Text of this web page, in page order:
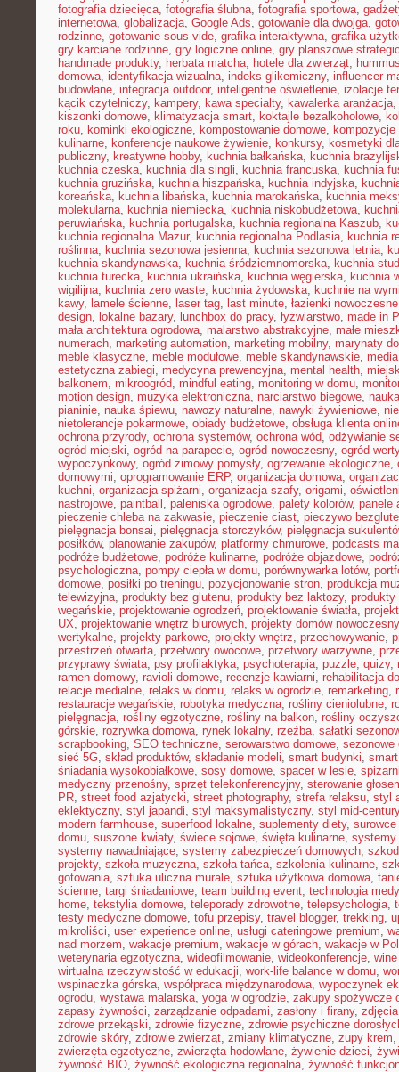
fotografia dziecięca, fotografia ślubna, fotografia sportowa,
internetowa, globalizacja, Google Ads, gotowanie dla dwojga,
rodzinne, gotowanie sous vide, grafika interaktywna, grafika
gry karciane rodzinne, gry logiczne online, gry planszowe
handmade produkty, herbata matcha, hotele dla zwierząt,
domowa, identyfikacja wizualna, indeks glikemiczny, influencer
budowlane, integracja outdoor, inteligentne oświetlenie, izolacje
kącik czytelniczy, kampery, kawa specialty, kawalerka aranżacja,
kiszonki domowe, klimatyzacja smart, koktajle bezalkoholowe,
roku, kominki ekologiczne, kompostowanie domowe, kompozycje
kulinarne, konferencje naukowe żywienie, konkursy, kosmetyki
publiczny, kreatywne hobby, kuchnia bałkańska, kuchnia
kuchnia czeska, kuchnia dla singli, kuchnia francuska, kuchnia
kuchnia gruzińska, kuchnia hiszpańska, kuchnia indyjska,
koreańska, kuchnia libańska, kuchnia marokańska, kuchnia
molekularna, kuchnia niemiecka, kuchnia niskobudżetowa,
peruwiańska, kuchnia portugalska, kuchnia regionalna Kaszub,
kuchnia regionalna Mazur, kuchnia regionalna Podlasia, kuchnia
roślinna, kuchnia sezonowa jesienna, kuchnia sezonowa letnia,
kuchnia skandynawska, kuchnia śródziemnomorska, kuchnia
kuchnia turecka, kuchnia ukraińska, kuchnia węgierska, kuchnia
wigilijna, kuchnia zero waste, kuchnia żydowska, kuchnie na
kawy, lamele ścienne, laser tag, last minute, łazienki nowoczesne
design, lokalne bazary, lunchbox do pracy, łyżwiarstwo, made in
mała architektura ogrodowa, malarstwo abstrakcyjne, małe
numerach, marketing automation, marketing mobilny, marynaty
meble klasyczne, meble modułowe, meble skandynawskie,
estetyczna zabiegi, medycyna prewencyjna, mental health,
balkonem, mikroogród, mindful eating, monitoring w domu,
motion design, muzyka elektroniczna, narciarstwo biegowe,
pianinie, nauka śpiewu, nawozy naturalne, nawyki żywieniowe,
nietolerancje pokarmowe, obiady budżetowe, obsługa klienta
ochrona przyrody, ochrona systemów, ochrona wód, odżywianie
ogród miejski, ogród na parapecie, ogród nowoczesny, ogród
wypoczynkowy, ogród zimowy pomysły, ogrzewanie ekologiczne,
domowymi, oprogramowanie ERP, organizacja domowa,
kuchni, organizacja spiżarni, organizacja szafy, origami,
nastrojowe, paintball , paleniska ogrodowe, palety kolorów, panele
pieczenie chleba na zakwasie, pieczenie ciast, pieczywo
pielęgnacja bonsai, pielęgnacja storczyków, pielęgnacja
posiłków, planowanie zakupów, platformy chmurowe, podcasts
podróże budżetowe, podróże kulinarne, podróże objazdowe,
psychologiczna, pompy ciepła w domu, porównywarka lotów,
domowe, posiłki po treningu, pozycjonowanie stron, produkcja
telewizyjna, produkty bez glutenu, produkty bez laktozy, produkty
wegańskie, projektowanie ogrodzeń, projektowanie światła,
UX, projektowanie wnętrz biurowych, projekty domów
wertykalne, projekty parkowe, projekty wnętrz, przechowywanie,
przestrzeń otwarta, przetwory owocowe, przetwory warzywne,
przyprawy świata, psy profilaktyka, psychoterapia, puzzle, quizy,
ramen domowy, ravioli domowe, recenzje kawiarni, rehabilitacja
relacje medialne, relaks w domu, relaks w ogrodzie, remarketing,
restauracje wegańskie, robotyka medyczna, rośliny cieniolubne,
pielęgnacja, rośliny egzotyczne, rośliny na balkon, rośliny
górskie, rozrywka domowa, rynek lokalny, rzeźba, sałatki
scrapbooking, SEO techniczne, serowarstwo domowe, sezonowe
sieć 5G, skład produktów, składanie modeli, smart budynki,
śniadania wysokobiałkowe, sosy domowe, spacer w lesie,
medyczny przenośny, sprzęt telekonferencyjny, sterowanie
PR, street food azjatycki, street photography, strefa relaksu, styl
eklektyczny, styl japandi, styl maksymalistyczny, styl mid-century
modern farmhouse, superfood lokalne, suplementy diety,
domu, suszone kwiaty, świece sojowe, święta kulinarne, systemy
systemy nawadniające, systemy zabezpieczeń domowych,
projekty, szkoła muzyczna, szkoła tańca, szkolenia kulinarne,
gotowania, sztuka uliczna murale, sztuka użytkowa domowa,
ścienne, targi śniadaniowe, team building event, technologia
home, tekstylia domowe, teleporady zdrowotne, telepsychologia,
testy medyczne domowe, tofu przepisy, travel blogger, trekking,
mikroliści, user experience online, usługi cateringowe premium,
nad morzem, wakacje premium, wakacje w górach, wakacje w
weterynaria egzotyczna, wideofilmowanie, wideokonferencje,
wirtualna rzeczywistość w edukacji, work-life balance w domu,
wspinaczka górska, współpraca międzynarodowa, wypoczynek
ogrodu, wystawa malarska, yoga w ogrodzie, zakupy spożywcze
zapasy żywności, zarządzanie odpadami, zasłony i firany,
zdrowe przekąski, zdrowie fizyczne, zdrowie psychiczne
zdrowie skóry, zdrowie zwierząt, zmiany klimatyczne, zupy krem,
zwierzęta egzotyczne, zwierzęta hodowlane, żywienie dzieci,
żywność BIO, żywność ekologiczna regionalna, żywność